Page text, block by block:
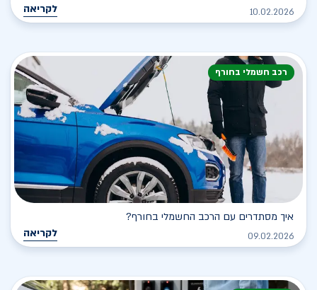
10.02.2026 לקריאה
רכב חשמלי בחורף
איך מסתדרים עם הרכב החשמלי בחורף?
09.02.2026 לקריאה